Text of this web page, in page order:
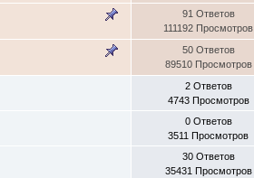
91 Ответов
111192 Просмотров
50 Ответов
89510 Просмотров
2 Ответов
4743 Просмотров
0 Ответов
3511 Просмотров
30 Ответов
35431 Просмотров